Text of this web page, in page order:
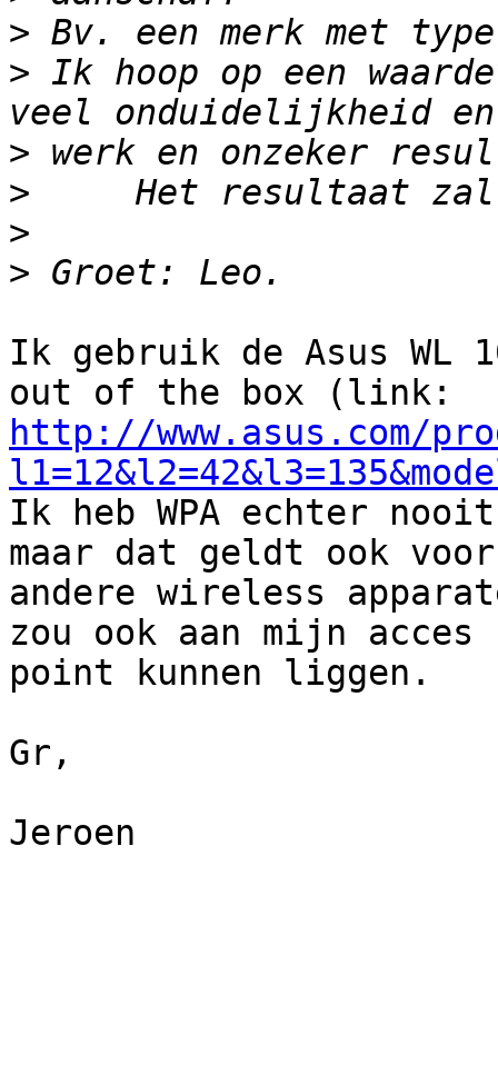
>
> Ik hoop op een
>
>
>
>
Ik gebruik de Asus
http://www.asus.com/
Ik heb WPA echter
maar dat geldt ook
andere wireless
zou ook aan mijn acces
point kunnen liggen.
Gr,
Jeroen